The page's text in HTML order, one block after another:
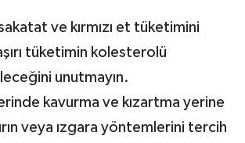
ve kırmızı et tüketimini
aşırı tüketimin kolesterolü
unutmayın.
kavurma ve kızartma yerine
veya ızgara yöntemlerini tercih